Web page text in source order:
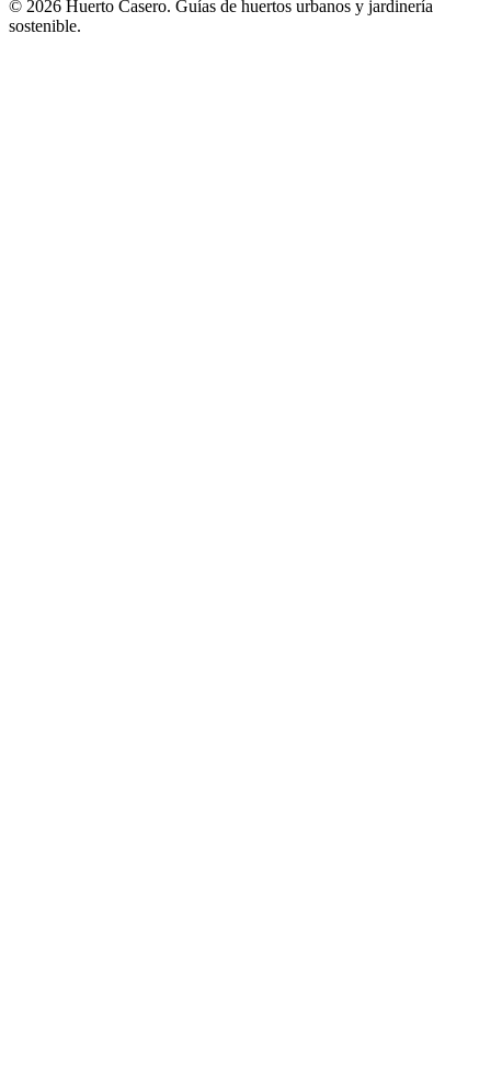
© 2026 Huerto Casero. Guías de huertos urbanos y jardinería
sostenible.